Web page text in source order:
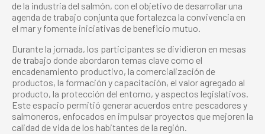
de la industria del salmón, con el objetivo de desarrollar una
agenda de trabajo conjunta que fortalezca la convivencia en
el mar y fomente iniciativas de beneficio mutuo.
Durante la jornada, los participantes se dividieron en mesas
de trabajo donde abordaron temas clave como el
encadenamiento productivo, la comercialización de
productos, la formación y capacitación, el valor agregado al
producto, la protección del entorno, y aspectos legislativos.
Este espacio permitió generar acuerdos entre pescadores y
salmoneros, enfocados en impulsar proyectos que mejoren la
calidad de vida de los habitantes de la región.